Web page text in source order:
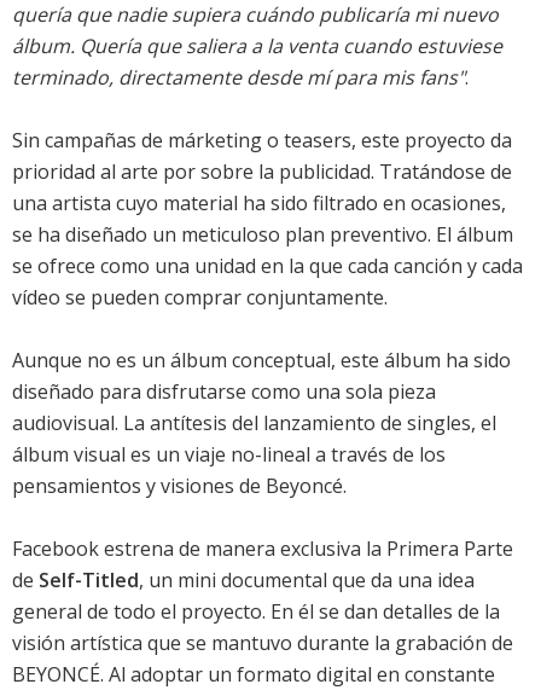
quería que nadie supiera cuándo publicaría mi nuevo
álbum. Quería que saliera a la venta cuando estuviese
terminado, directamente desde mí para mis fans".
Sin campañas de márketing o teasers, este proyecto da
prioridad al arte por sobre la publicidad. Tratándose de
una artista cuyo material ha sido filtrado en ocasiones,
se ha diseñado un meticuloso plan preventivo. El álbum
se ofrece como una unidad en la que cada canción y cada
vídeo se pueden comprar conjuntamente.
Aunque no es un álbum conceptual, este álbum ha sido
diseñado para disfrutarse como una sola pieza
audiovisual. La antítesis del lanzamiento de singles, el
álbum visual es un viaje no-lineal a través de los
pensamientos y visiones de Beyoncé.
Facebook estrena de manera exclusiva la Primera Parte
de Self-Titled, un mini documental que da una idea
general de todo el proyecto. En él se dan detalles de la
visión artística que se mantuvo durante la grabación de
BEYONCÉ. Al adoptar un formato digital en constante